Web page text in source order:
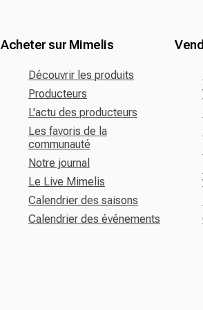
Acheter sur Mimelis
Découvrir les produits
Producteurs
L'actu des producteurs
Les favoris de la
communauté
Notre journal
Le Live Mimelis
Calendrier des saisons
Calendrier des événements